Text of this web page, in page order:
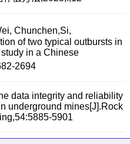
Chunchen,Si,
of two typical outbursts in
in a Chinese
2694
data integrity and reliability
underground mines[J].Rock
5901